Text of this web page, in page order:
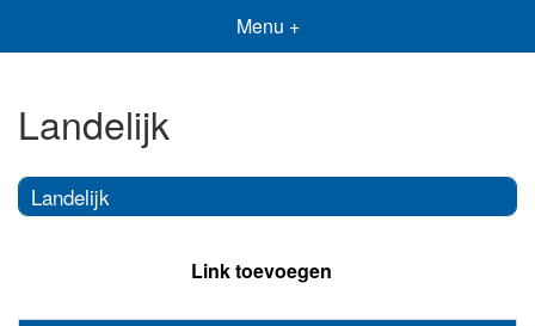
Menu +
Landelijk
Landelijk
Link toevoegen